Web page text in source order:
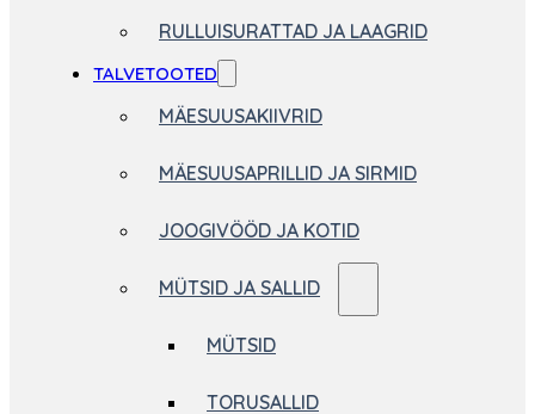
RULLUISURATTAD JA LAAGRID
TALVETOOTED
MÄESUUSAKIIVRID
MÄESUUSAPRILLID JA SIRMID
JOOGIVÖÖD JA KOTID
MÜTSID JA SALLID
MÜTSID
TORUSALLID